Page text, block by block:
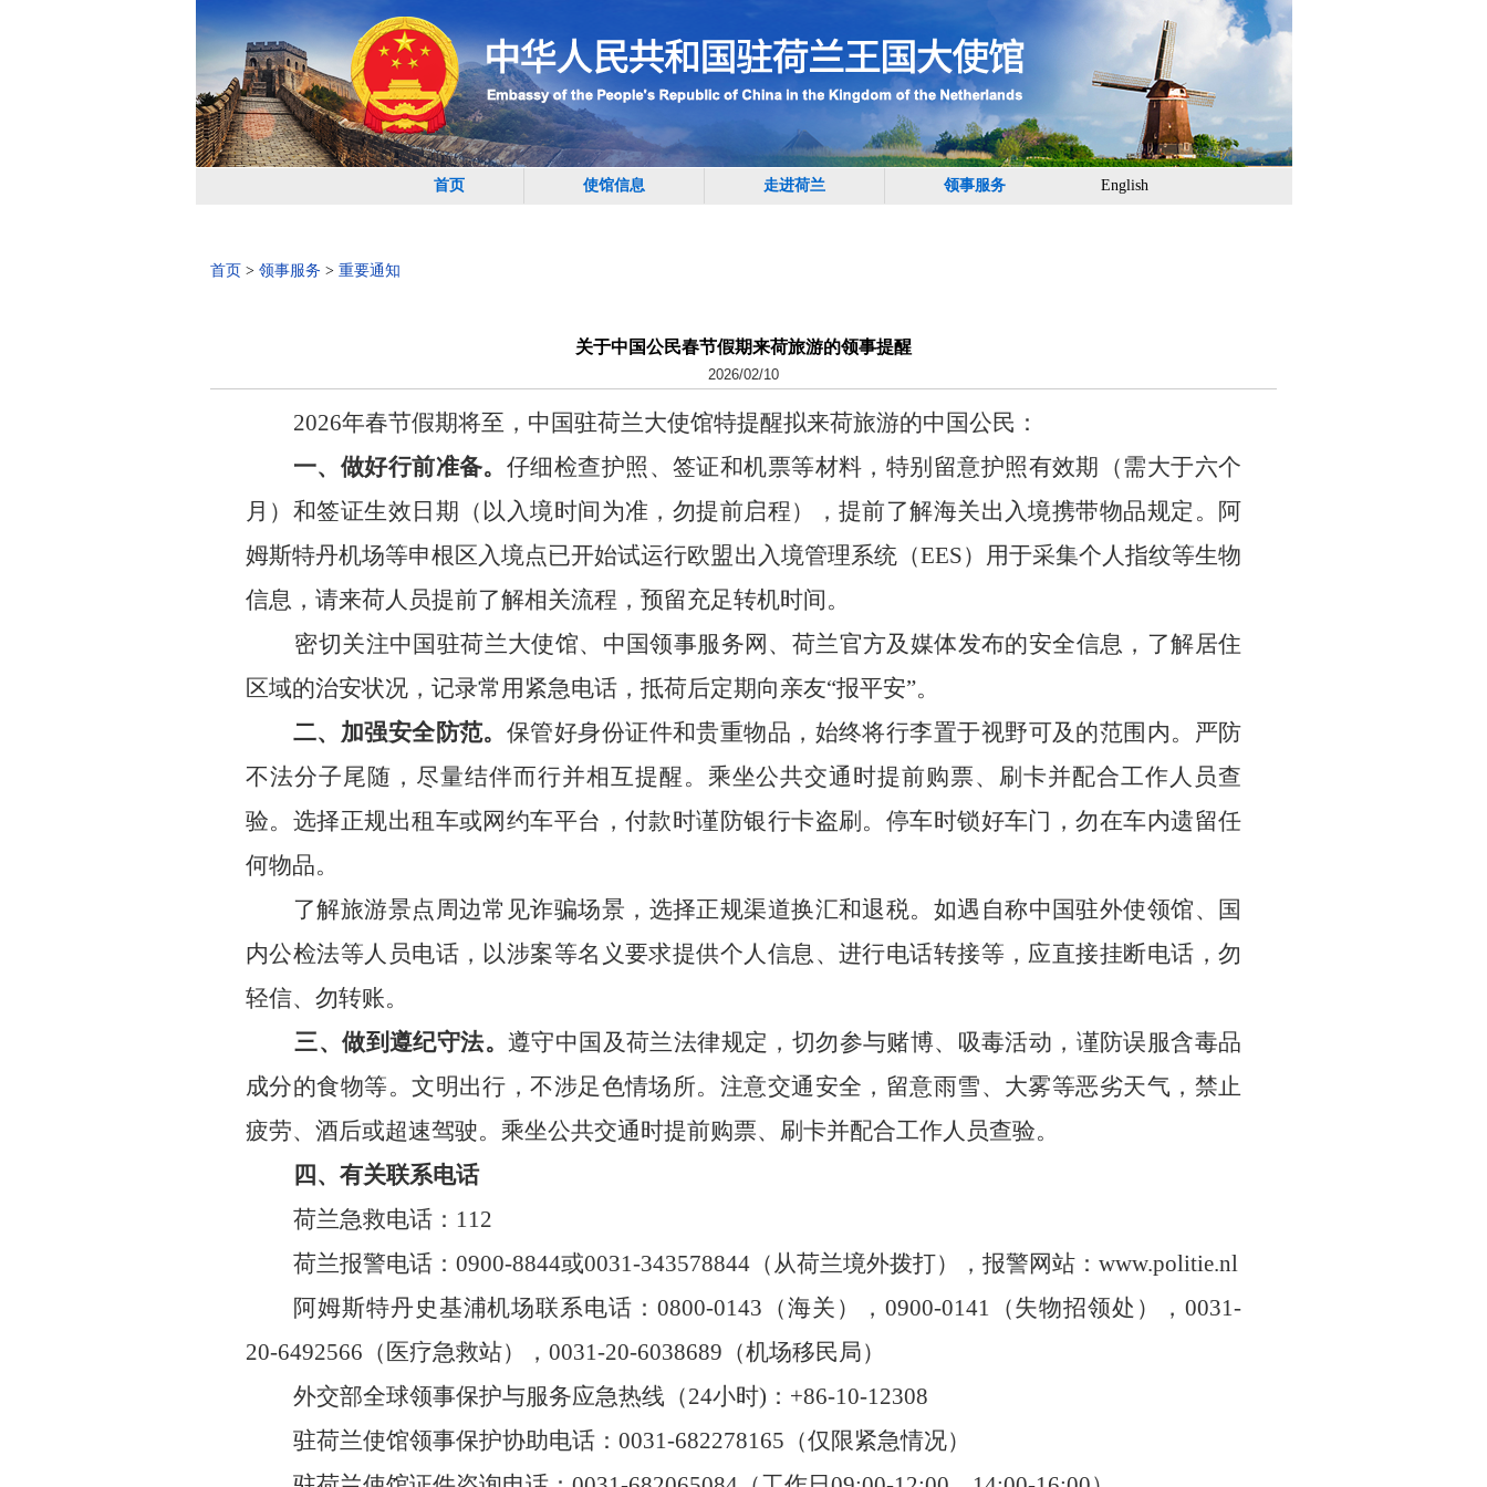
首页 使馆信息 走进荷兰 领事服务 English
首页 > 领事服务 > 重要通知
关于中国公民春节假期来荷旅游的领事提醒
2026/02/10
2026年春节假期将至，中国驻荷兰大使馆特提醒拟来荷旅游的中国公民：
一、做好行前准备。 仔细检查护照、签证和机票等材料，特别留意护照有效期（需大于六个
月）和签证生效日期（以入境时间为准，勿提前启程），提前了解海关出入境携带物品规定。阿
姆斯特丹机场等申根区入境点已开始试运行欧盟出入境管理系统（EES）用于采集个人指纹等生物
信息，请来荷人员提前了解相关流程，预留充足转机时间。
密切关注中国驻荷兰大使馆、中国领事服务网、荷兰官方及媒体发布的安全信息，了解居住
区域的治安状况，记录常用紧急电话，抵荷后定期向亲友“报平安”。
二、加强安全防范。 保管好身份证件和贵重物品，始终将行李置于视野可及的范围内。严防
不法分子尾随，尽量结伴而行并相互提醒。乘坐公共交通时提前购票、刷卡并配合工作人员查
验。选择正规出租车或网约车平台，付款时谨防银行卡盗刷。停车时锁好车门，勿在车内遗留任
何物品。
了解旅游景点周边常见诈骗场景，选择正规渠道换汇和退税。如遇自称中国驻外使领馆、国
内公检法等人员电话，以涉案等名义要求提供个人信息、进行电话转接等，应直接挂断电话，勿
轻信、勿转账。
三、做到遵纪守法。 遵守中国及荷兰法律规定，切勿参与赌博、吸毒活动，谨防误服含毒品
成分的食物等。文明出行，不涉足色情场所。注意交通安全，留意雨雪、大雾等恶劣天气，禁止
疲劳、酒后或超速驾驶。乘坐公共交通时提前购票、刷卡并配合工作人员查验。
四、有关联系电话
荷兰急救电话：112
荷兰报警电话：0900-8844或0031-343578844（从荷兰境外拨打），报警网站：www.politie.nl
阿姆斯特丹史基浦机场联系电话：0800-0143（海关），0900-0141（失物招领处），0031-
20-6492566（医疗急救站），0031-20-6038689（机场移民局）
外交部全球领事保护与服务应急热线（24小时)：+86-10-12308
驻荷兰使馆领事保护协助电话：0031-682278165（仅限紧急情况）